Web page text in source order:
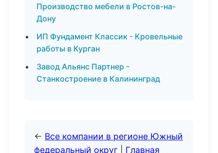
Производство мебели в Ростов-на-
Дону
ИП Фундамент Классик - Кровельные
работы в Курган
Завод Альянс Партнер -
Станкостроение в Калининград
← Все компании в регионе Южный
федеральный округ
Главная